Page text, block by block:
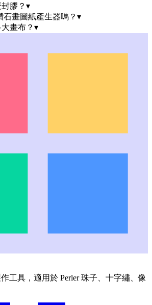
膠？ ▾
畫圖紙產生器嗎？ ▾
畫布？ ▾
工具，適用於 Perler 珠子、十字繡、像